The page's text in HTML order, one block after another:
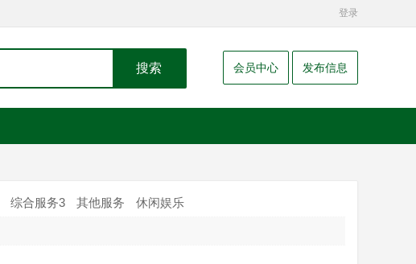
登录
搜索 会员中心 发布信息
综合服务3 其他服务 休闲娱乐